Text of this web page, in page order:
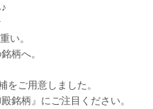
い。
柄へ。
ご用意しました。
銘柄』にご注目ください。